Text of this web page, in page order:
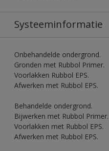
Systeeminformatie
Onbehandelde ondergrond.
Gronden met Rubbol Primer.
Voorlakken Rubbol EPS.
Afwerken met Rubbol EPS.
Behandelde ondergrond.
Bijwerken met Rubbol Primer.
Voorlakken met Rubbol EPS.
Afwerken met Rubbol EPS.